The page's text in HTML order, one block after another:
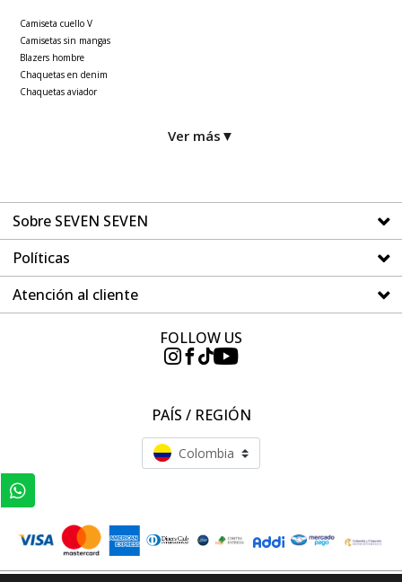
Camiseta cuello V
Camisetas sin mangas
Blazers hombre
Chaquetas en denim
Chaquetas aviador
Ver más ▼
Sobre SEVEN SEVEN
Políticas
Atención al cliente
FOLLOW US
PAÍS / REGIÓN
Colombia